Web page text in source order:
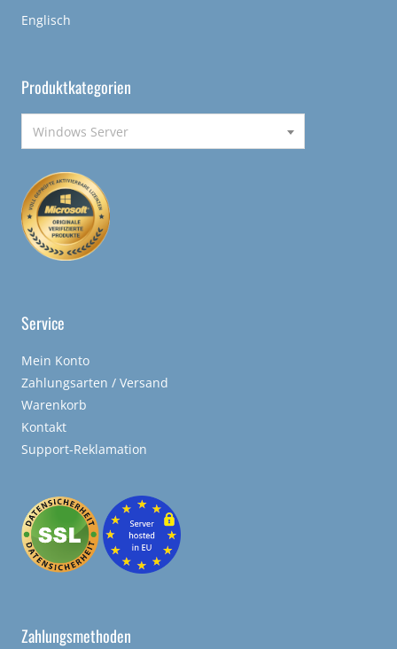
Englisch
Produktkategorien
Windows Server
Service
Mein Konto
Zahlungsarten / Versand
Warenkorb
Kontakt
Support-Reklamation
Zahlungsmethoden